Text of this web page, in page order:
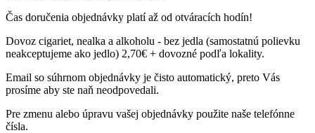
Čas doručenia objednávky platí až od otváracích hodín!
Dovoz cigariet, nealka a alkoholu - bez jedla (samostatnú polievku
neakceptujeme ako jedlo) 2,70€ + dovozné podľa lokality.
Email so súhrnom objednávky je čisto automatický, preto Vás
prosíme aby ste naň neodpovedali.
Pre zmenu alebo úpravu vašej objednávky použite naše telefónne
čísla.